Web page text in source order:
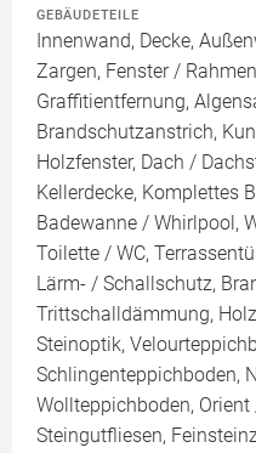
GEBÄUDETEILE
Innenwand, Decke,
Zargen, Fenster /
Graffitientfernung,
Brandschutzanstrich,
Holzfenster, Dach /
Kellerdecke, Komplettes
Badewanne / Whirlpool,
Toilette / WC,
Lärm- / Schallschutz,
Trittschalldämmung,
Steinoptik,
Schlingenteppichboden,
Wollteppichboden, Orient
Steingutfliesen,